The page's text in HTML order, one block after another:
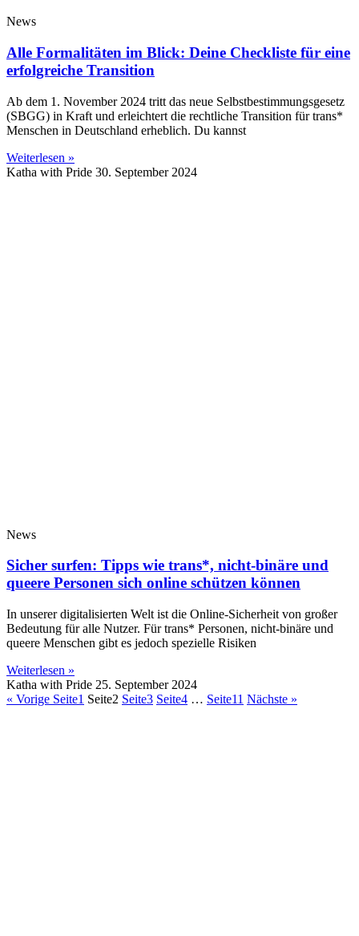
News
Alle Formalitäten im Blick: Deine Checkliste für eine
erfolgreiche Transition
Ab dem 1. November 2024 tritt das neue Selbstbestimmungsgesetz
(SBGG) in Kraft und erleichtert die rechtliche Transition für trans*
Menschen in Deutschland erheblich. Du kannst
Weiterlesen »
Katha with Pride 30. September 2024
News
Sicher surfen: Tipps wie trans*, nicht-binäre und
queere Personen sich online schützen können
In unserer digitalisierten Welt ist die Online-Sicherheit von großer
Bedeutung für alle Nutzer. Für trans* Personen, nicht-binäre und
queere Menschen gibt es jedoch spezielle Risiken
Weiterlesen »
Katha with Pride 25. September 2024
« Vorige Seite1 Seite2 Seite3 Seite4 … Seite11 Nächste »